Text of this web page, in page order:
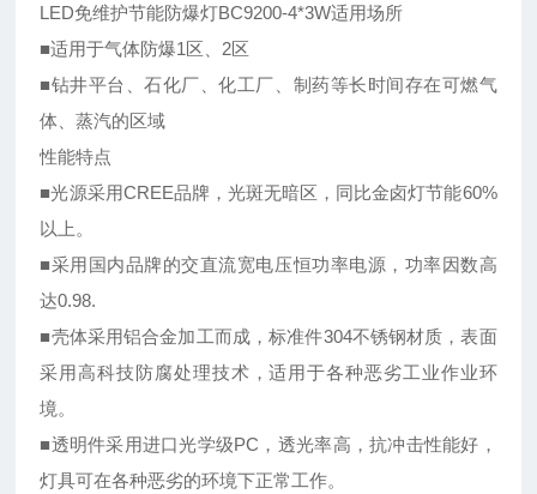
LED免维护节能防爆灯BC9200-4*3W适用场所
■适用于气体防爆1区、2区
■钻井平台、石化厂、化工厂、制药等长时间存在可燃气
体、蒸汽的区域
性能特点
■光源采用CREE品牌，光斑无暗区，同比金卤灯节能60%
以上。
■采用国内品牌的交直流宽电压恒功率电源，功率因数高
达0.98.
■壳体采用铝合金加工而成，标准件304不锈钢材质，表面
采用高科技防腐处理技术，适用于各种恶劣工业作业环
境。
■透明件采用进口光学级PC，透光率高，抗冲击性能好，
灯具可在各种恶劣的环境下正常工作。